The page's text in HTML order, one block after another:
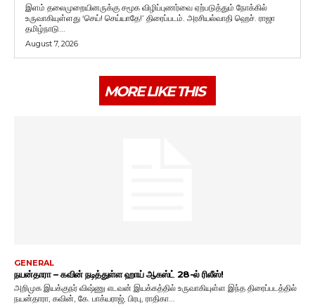
இளம் தலைமுறையினருக்கு சமூக விழிப்புணர்வை ஏற்படுத்தும் நோக்கில்
உருவாகியுள்ளது ‘செய்! செய்யாதே!’ திரைப்படம். அரசியல்வாதி ஹெச். ராஜா
தமிழ்நாடு...
August 7, 2026
MORE LIKE THIS
GENERAL
நயன்தாரா – கவின் நடித்துள்ள ஹாய் ஆகஸ்ட் 28-ல் ரிலீஸ்!
அறிமுக இயக்குநர் விஷ்ணு எடவன் இயக்கத்தில் உருவாகியுள்ள இந்த திரைப்படத்தில்
நயன்தாரா, கவின், கே. பாக்யராஜ், பிரபு, ராதிகா...